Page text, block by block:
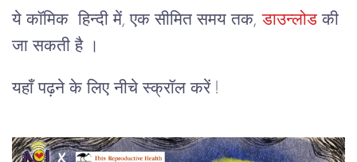
ये कॉमिक हिन्दी में, एक सीमित समय तक, डाउन्लोड की
जा सकती है ।
यहाँ पढ़ने के लिए नीचे स्क्रॉल करें !